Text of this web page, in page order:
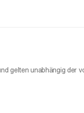
gelten unabhängig der